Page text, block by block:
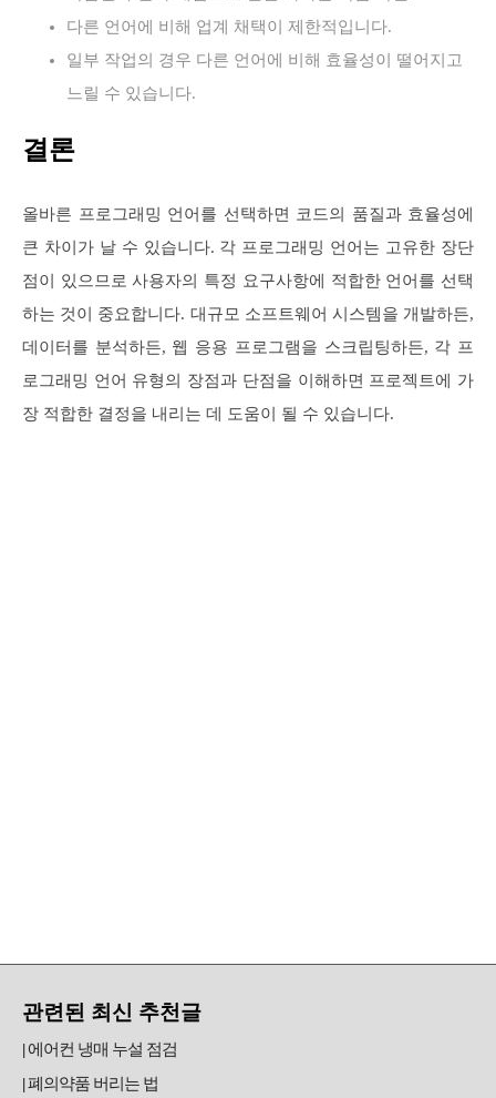
다른 언어에 비해 업계 채택이 제한적입니다.
일부 작업의 경우 다른 언어에 비해 효율성이 떨어지고
느릴 수 있습니다.
결론
올바른 프로그래밍 언어를 선택하면 코드의 품질과 효율성에
큰 차이가 날 수 있습니다. 각 프로그래밍 언어는 고유한 장단
점이 있으므로 사용자의 특정 요구사항에 적합한 언어를 선택
하는 것이 중요합니다. 대규모 소프트웨어 시스템을 개발하든,
데이터를 분석하든, 웹 응용 프로그램을 스크립팅하든, 각 프
로그래밍 언어 유형의 장점과 단점을 이해하면 프로젝트에 가
장 적합한 결정을 내리는 데 도움이 될 수 있습니다.
관련된 최신 추천글
에어컨 냉매 누설 점검
폐의약품 버리는 법